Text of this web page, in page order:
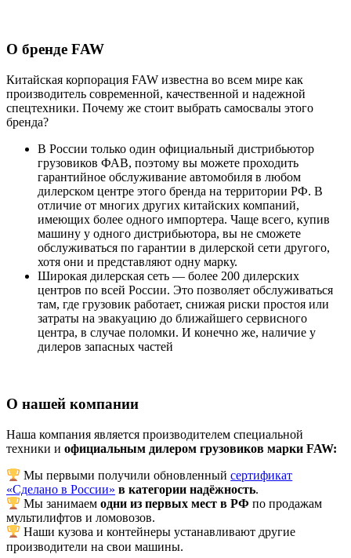
О бренде FAW
Китайская корпорация FAW известна во всем мире как
производитель современной, качественной и надежной
спецтехники. Почему же стоит выбрать самосвалы этого
бренда?
В России только один официальный дистрибьютор
грузовиков ФАВ, поэтому вы можете проходить
гарантийное обслуживание автомобиля в любом
дилерском центре этого бренда на территории РФ. В
отличие от многих других китайских компаний,
имеющих более одного импортера. Чаще всего, купив
машину у одного дистрибьютора, вы не сможете
обслуживаться по гарантии в дилерской сети другого,
хотя они и представляют одну марку.
Широкая дилерская сеть — более 200 дилерских
центров по всей России. Это позволяет обслуживаться
там, где грузовик работает, снижая риски простоя или
затраты на эвакуацию до ближайшего сервисного
центра, в случае поломки. И конечно же, наличие у
дилеров запасных частей
О нашей компании
Наша компания является производителем специальной
техники и официальным дилером грузовиков марки FAW:
Мы первыми получили обновленныйсертификат
«Сделано в России» в категории надёжность.
Мы занимаемодни из первых мест в РФ по продажам
мультилифтов и ломовозов.
Наши кузова и контейнеры устанавливают другие
производители на свои машины.